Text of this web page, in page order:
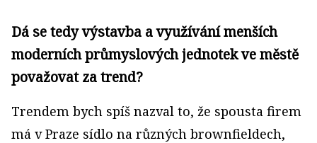
Dá se tedy výstavba a využívání menších
moderních průmyslových jednotek ve městě
považovat za trend?
Trendem bych spíš nazval to, že spousta firem
má v Praze sídlo na různých brownfieldech,